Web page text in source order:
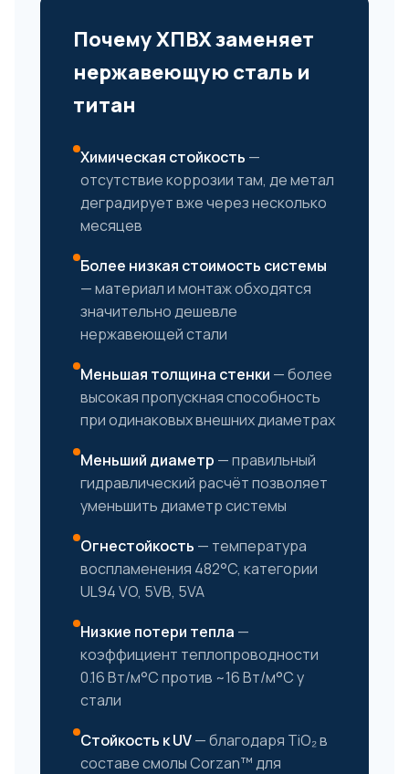
Почему ХПВХ заменяет
нержавеющую сталь и
титан
Химическая стойкость —
отсутствие коррозии там, де метал
деградирует вже через несколько
месяцев
Более низкая стоимость системы
— материал и монтаж обходятся
значительно дешевле
нержавеющей стали
Меньшая толщина стенки — более
высокая пропускная способность
при одинаковых внешних диаметрах
Меньший диаметр — правильный
гидравлический расчёт позволяет
уменьшить диаметр системы
Огнестойкость — температура
воспламенения 482°C, категории
UL94 VO, 5VB, 5VA
Низкие потери тепла —
коэффициент теплопроводности
0.16 Вт/м°C против ~16 Вт/м°C у
стали
Стойкость к UV— благодаря TiO₂ в
составе смолы Corzan™ для